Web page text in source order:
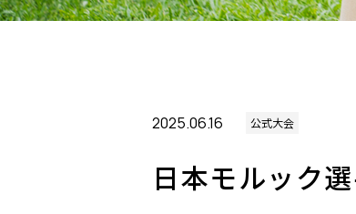
2025.06.16 公式大会
日本モルック